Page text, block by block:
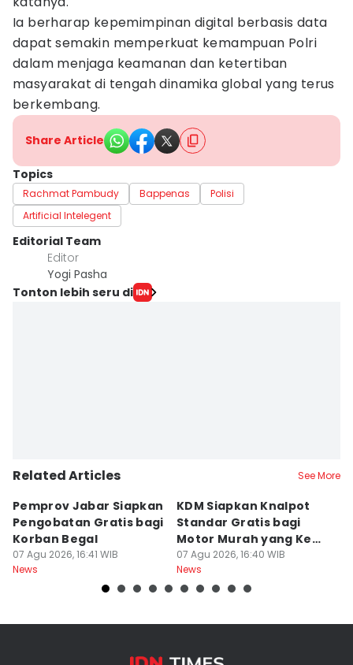
Ia berharap kepemimpinan digital berbasis data
dapat semakin memperkuat kemampuan Polri
dalam menjaga keamanan dan ketertiban
masyarakat di tengah dinamika global yang terus
berkembang.
Share Article
Topics
Rachmat Pambudy Bappenas
Polisi
Artificial Intelegent
Editorial Team
Editor
Yogi Pasha
Tonton lebih seru di
Related Articles See More
Pemprov Jabar Siapkan
Pengobatan Gratis bagi
Korban Begal
07 Agu 2026, 16:41 WIB
News
KDM Siapkan Knalpot
Standar Gratis bagi
Motor Murah yang Kena
Razia
07 Agu 2026, 16:40 WIB
News